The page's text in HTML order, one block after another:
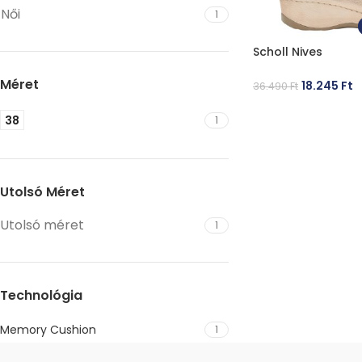
Női
1
Méret
38 1
Utolsó Méret
Utolsó méret
1
Technológia
Memory Cushion 1
Scholl Nives
36.490Ft 18.245 Ft